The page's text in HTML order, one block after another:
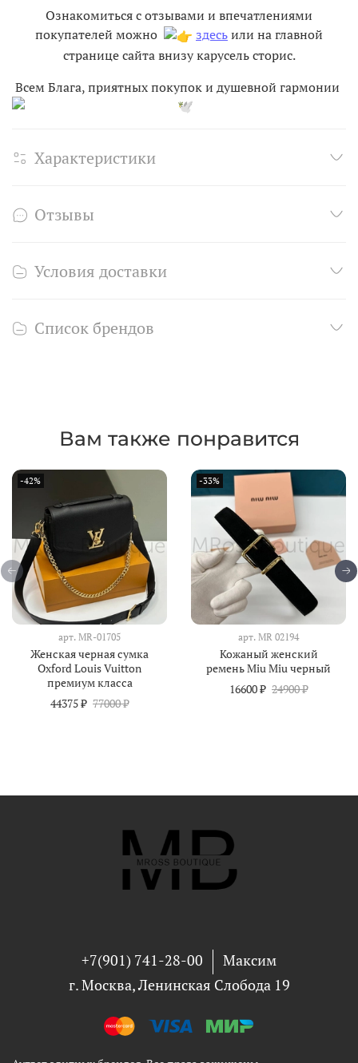
Ознакомиться с отзывами и впечатлениями
покупателей можно
здесьили на главной
странице сайта внизу карусель сторис.
Всем Блага, приятных покупок и душевной гармонии
Характеристики
Отзывы
Условия доставки
Список брендов
Вам также понравится
-42%
арт. MR-01705
Женская черная сумка
Oxford Louis Vuitton
премиум класса
44375 ₽ 77000 ₽
-33%
арт. MR 02194
Кожаный женский
ремень Miu Miu черный
16600 ₽ 24900 ₽
+7(901) 741-28-00
Максим
г. Москва, Ленинская Слобода 19